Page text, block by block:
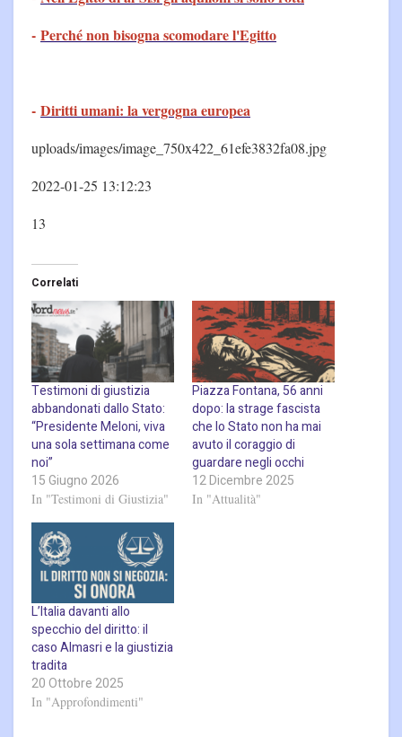
- Perché non bisogna scomodare l'Egitto
- Diritti umani: la vergogna europea
uploads/images/image_750x422_61efe3832fa08.jpg
2022-01-25 13:12:23
13
Correlati
Testimoni di giustizia
abbandonati dallo Stato:
“Presidente Meloni, viva
una sola settimana come
noi”
15 Giugno 2026
In "Testimoni di Giustizia"
Piazza Fontana, 56 anni
dopo: la strage fascista
che lo Stato non ha mai
avuto il coraggio di
guardare negli occhi
12 Dicembre 2025
In "Attualità"
L’Italia davanti allo
specchio del diritto: il
caso Almasri e la giustizia
tradita
20 Ottobre 2025
In "Approfondimenti"